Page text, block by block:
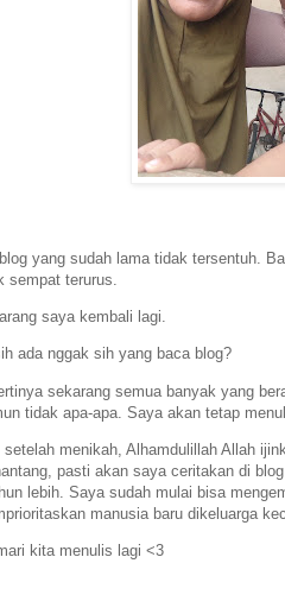
yang sudah lama tidak tersentuh.
sempat terurus.
saya kembali lagi.
ada nggak sih yang baca blog?
sekarang semua banyak yang
tidak apa-apa. Saya akan tetap
setelah menikah, Alhamdulillah Allah
pasti akan saya ceritakan di
lebih. Saya sudah mulai bisa
manusia baru dikeluarga
kita menulis lagi <3